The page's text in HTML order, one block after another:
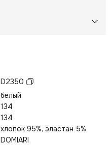
D2350
белый
134
134
хлопок 95%, эластан 5%
DOMIARI